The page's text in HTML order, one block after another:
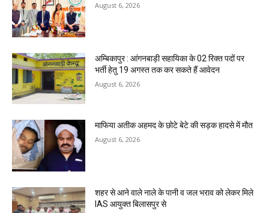
August 6, 2026
अम्बिकापुर : आंगनबाड़ी सहायिका के 02 रिक्त पदों पर
भर्ती हेतु 19 अगस्त तक कर सकते हैं आवेदन
August 6, 2026
माफिया अतीक अहमद के छोटे बेटे की सड़क हादसे में मौत
August 6, 2026
शहर से आने वाले नाले के पानी व जल भराव को लेकर मिले
IAS आयुक्त बिलासपुर से